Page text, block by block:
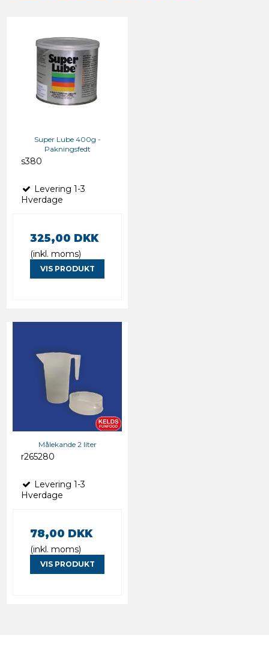
Super Lube 400g -
Pakningsfedt
s380
Levering 1-3
Hverdage
325,00 DKK
(inkl. moms)
VIS PRODUKT
Målekande 2 liter
r265280
Levering 1-3
Hverdage
78,00 DKK
(inkl. moms)
VIS PRODUKT